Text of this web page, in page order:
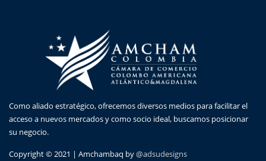
Como aliado estratégico, ofrecemos diversos medios para facilitar el
acceso a nuevos mercados y como socio ideal, buscamos posicionar
su negocio.
Copyright © 2021 | Amchambaq by@adsudesigns